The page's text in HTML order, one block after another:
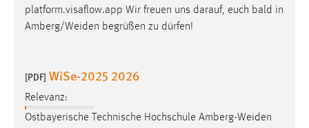
platform.visaflow.app Wir freuen uns darauf, euch bald in
Amberg/Weiden begrüßen zu dürfen!
[PDF] WiSe-2025 2026
Relevanz:
Ostbayerische Technische Hochschule Amberg-Weiden